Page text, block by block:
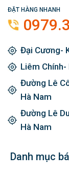
ĐẶT HÀNG NHANH
Đại Cương-
Liêm Chính-
Đường Lê
Hà Nam
Đường Lê
Hà Nam
Danh mục